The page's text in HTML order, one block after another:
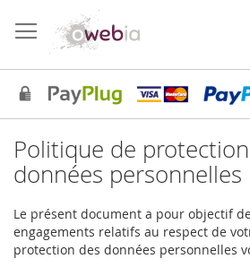
to
Content
Politique de
données personnelles
Le présent document a pour objectif
engagements relatifs au respect de
protection des données personnelles